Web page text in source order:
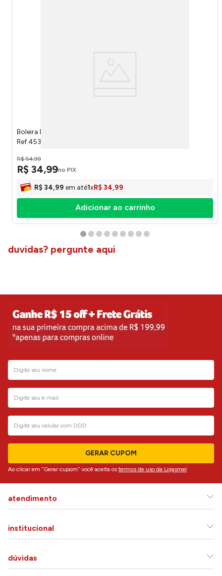
Boleira New Gourmet Vidro Com Tampa Bari 32cm
Ref.453201 Ruvolo
R$ 54,99
R$ 34,99no PIX
R$ 34,99 em até1xR$ 34,99
Adicionar ao carrinho
duvidas? pergunte aqui
GERAR CUPOM
Ao clicar em “Gerar cupom” você aceita os termos de uso da Lojasmel
atendimento
institucional
dúvidas